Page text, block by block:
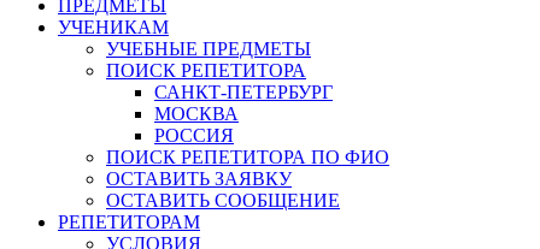
ПРЕДМЕТЫ
УЧЕНИКАМ
УЧЕБНЫЕ ПРЕДМЕТЫ
ПОИСК РЕПЕТИТОРА
САНКТ-ПЕТЕРБУРГ
МОСКВА
РОССИЯ
ПОИСК РЕПЕТИТОРА ПО ФИО
ОСТАВИТЬ ЗАЯВКУ
ОСТАВИТЬ СООБЩЕНИЕ
РЕПЕТИТОРАМ
УСЛОВИЯ